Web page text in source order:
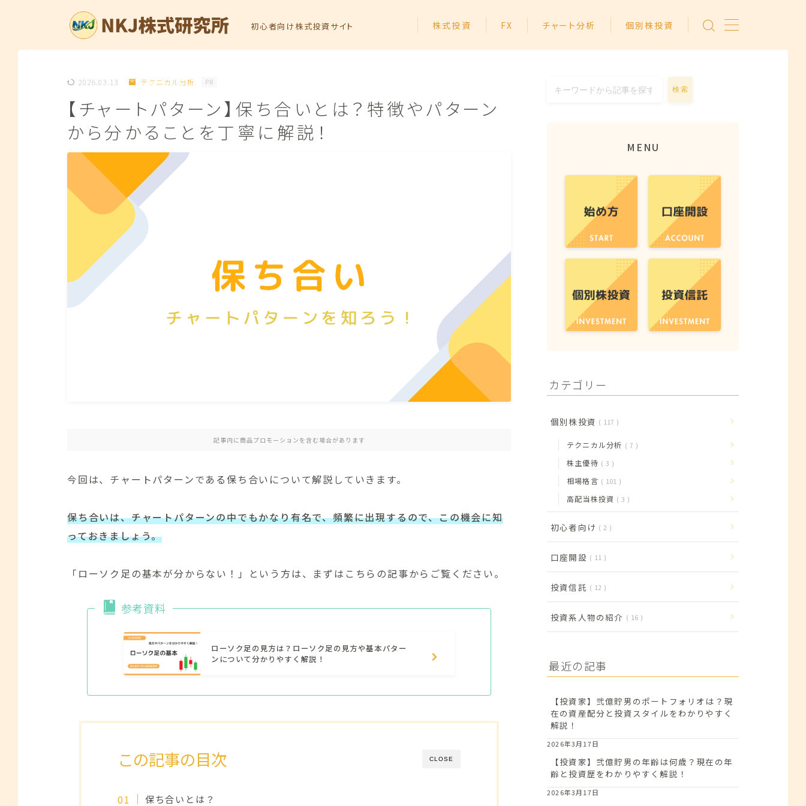
初心者向け株式投資サイト 株式投資 FX チャート分析 個別株投資
トップページ
投資信託
2026.03.13 テクニカル分析 PR
【チャートパターン】保ち合いとは？特徴やパターン
から分かることを丁寧に解説！
記事内に商品プロモーションを含む場合があります
今回は、チャートパターンである保ち合いについて解説していきます。
保ち合いは、チャートパターンの中でもかなり有名で、頻繁に出現するので、この機会に知
っておきましょう。
「ローソク足の基本が分からない！」という方は、まずはこちらの記事からご覧ください。
参考資料
ローソク足の見方は？ローソク足の見方や基本パター
ンについて分かりやすく解説！
CLOSE
この記事の目次
保ち合いとは？
検索
MENU
カテゴリー
個別株投資 117
テクニカル分析 7
株主優待 3
相場格言 101
高配当株投資 3
初心者向け 2
口座開設 11
投資信託 12
投資系人物の紹介 16
最近の記事
【投資家】弐億貯男のポートフォリオは？現
在の資産配分と投資スタイルをわかりやすく
解説！
2026年3月17日
【投資家】弐億貯男の年齢は何歳？現在の年
齢と投資歴をわかりやすく解説！
2026年3月17日